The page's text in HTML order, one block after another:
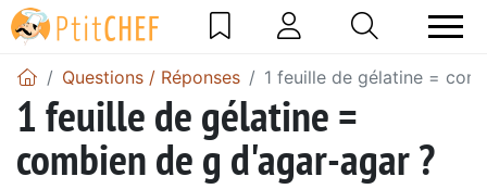
Questions / Réponses 1 feuille de gélatine =
1 feuille de gélatine =
combien de g d'agar-agar ?